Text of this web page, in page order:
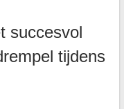
succesvol
tijdens